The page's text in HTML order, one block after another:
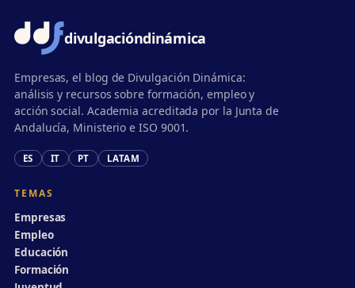
divulgacióndinámica
Empresas, el blog de Divulgación Dinámica:
análisis y recursos sobre formación, empleo y
acción social. Academia acreditada por la Junta de
Andalucía, Ministerio e ISO 9001.
ES IT PT LATAM
TEMAS
Empresas
Empleo
Educación
Formación